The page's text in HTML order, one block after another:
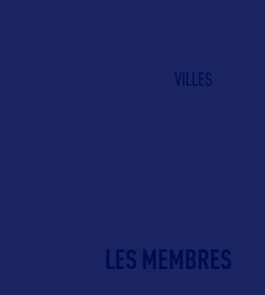
VILLES
LES MEMBRES